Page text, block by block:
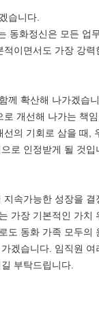
습니다.
동화정신은 모든
이면서도 가장 강
께 확산해 나가겠습
개선해 나가는 책
의 기회로 삼을 때,
로 인정받게 될 것입
속가능한 성장을
가장 기본적인 가
도 동화 가족 모두
겠습니다. 임직원
부탁드립니다.